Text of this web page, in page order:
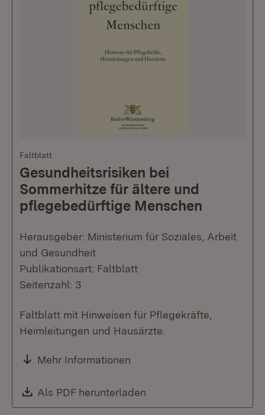
Faltblatt
Gesundheitsrisiken bei
Sommerhitze für ältere und
pflegebedürftige Menschen
Herausgeber: Ministerium für Soziales, Arbeit
und Gesundheit
Publikationsart: Faltblatt
Seitenzahl: 3
Faltblatt mit Hinweisen für Pflegekräfte,
Heimleitungen und Hausärzte.
Mehr Informationen
Download:
Als PDF herunterladen